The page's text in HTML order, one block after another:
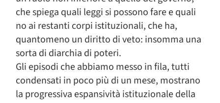
che spiega quali leggi si possono fare e quali
no ai restanti corpi istituzionali, che ha,
quantomeno un diritto di veto: insomma una
sorta di diarchia di poteri.
Gli episodi che abbiamo messo in fila, tutti
condensati in poco più di un mese, mostrano
la progressiva espansività istituzionale della